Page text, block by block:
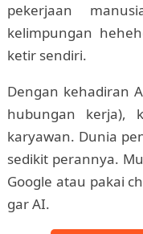
pekerjaan
kelimpungan
ketir sendiri.
Dengan kehadiran
hubungan kerja),
karyawan. Dunia
sedikit perannya.
Google atau pakai
gar AI.